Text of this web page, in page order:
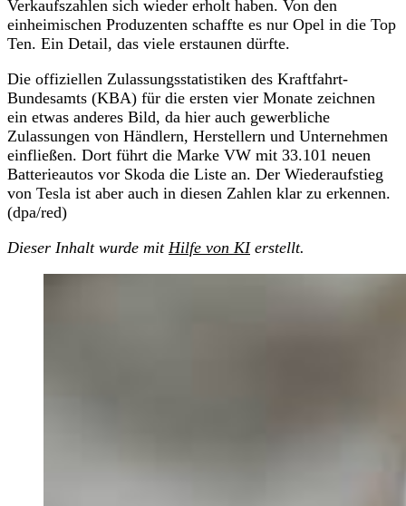
Verkaufszahlen sich wieder erholt haben. Von den
einheimischen Produzenten schaffte es nur Opel in die Top
Ten. Ein Detail, das viele erstaunen dürfte.
Die offiziellen Zulassungsstatistiken des Kraftfahrt-
Bundesamts (KBA) für die ersten vier Monate zeichnen
ein etwas anderes Bild, da hier auch gewerbliche
Zulassungen von Händlern, Herstellern und Unternehmen
einfließen. Dort führt die Marke VW mit 33.101 neuen
Batterieautos vor Skoda die Liste an. Der Wiederaufstieg
von Tesla ist aber auch in diesen Zahlen klar zu erkennen.
(dpa/red)
Dieser Inhalt wurde mit Hilfe von KIerstellt.